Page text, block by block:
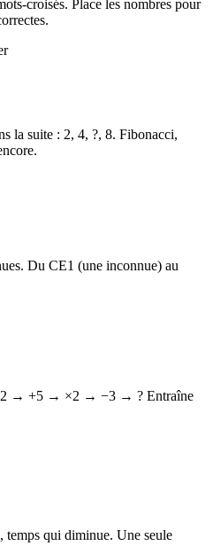
croisés. Place les nombres pour
la suite : 2, 4, ?, 8. Fibonacci,
Du CE1 (une inconnue) au
12 → +5 → ×2 → −3 → ? Entraîne
temps qui diminue. Une seule